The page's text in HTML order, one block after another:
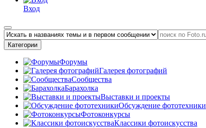
Вход
Категории
Форумы
Галерея фотографий
Сообщества
Барахолка
Выставки и проекты
Обсуждение фототехники
Фотоконкурсы
Классики фотоискусства